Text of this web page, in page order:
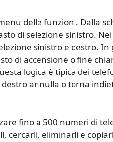
delle funzioni. Dalla
di selezione sinistro.
sinistro e destro.
di accensione o fine
logica è tipica dei
destro annulla o torna
fino a 500 numeri di
cercarli, eliminarli e